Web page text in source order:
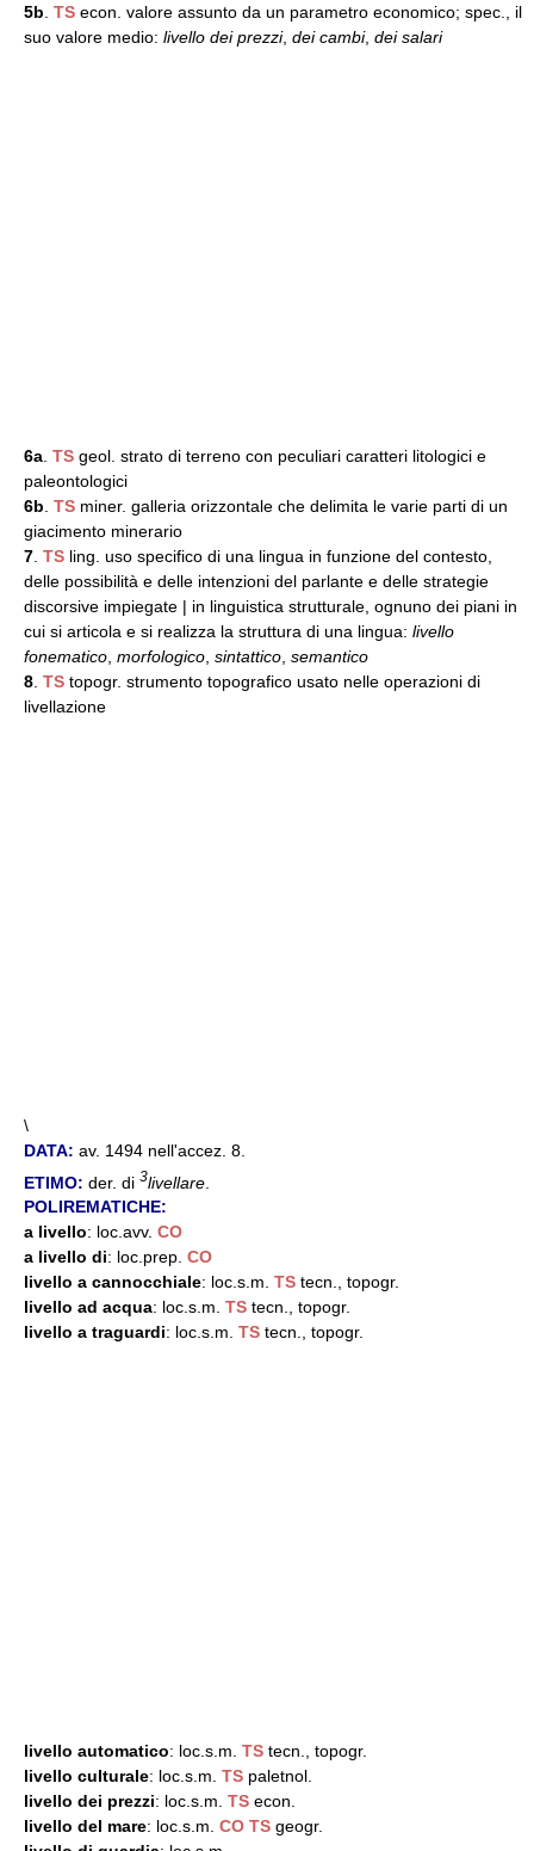
5b TS econ. valore assunto da un parametro economico; spec., il
suo valore medio: livello dei prezzi, dei cambi, dei salari
6a TS geol. strato di terreno con peculiari caratteri litologici e
paleontologici
6b TS miner. galleria orizzontale che delimita le varie parti di un
giacimento minerario
7 TS ling. uso specifico di una lingua in funzione del contesto,
delle possibilità e delle intenzioni del parlante e delle strategie
discorsive impiegate | in linguistica strutturale, ognuno dei piani in
cui si articola e si realizza la struttura di una lingua: livello
fonematico morfologico sintattico semantico
8 TS topogr. strumento topografico usato nelle operazioni di
livellazione
\
DATA: av. 1494 nell'accez. 8.
ETIMO: der. di 3livellare
POLIREMATICHE:
a livello: loc.avv. CO
a livello di: loc.prep. CO
livello a cannocchiale: loc.s.m. TS tecn., topogr.
livello ad acqua: loc.s.m. TS tecn., topogr.
livello a traguardi: loc.s.m. TS tecn., topogr.
livello automatico: loc.s.m. TS tecn., topogr.
livello culturale: loc.s.m. TS paletnol.
livello dei prezzi: loc.s.m. TS econ.
livello del mare: loc.s.m. CO TS geogr.